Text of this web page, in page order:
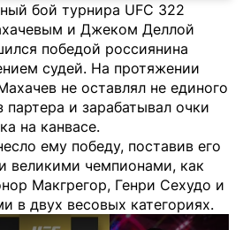
бой турнира UFC 322
и Джеком Деллой
победой россиянина
судей. На протяжении
не оставлял не единого
партера и зарабатывал очки
на канвасе.
ему победу, поставив его
великими чемпионами, как
Макгрегор, Генри Сехудо и
в двух весовых категориях.